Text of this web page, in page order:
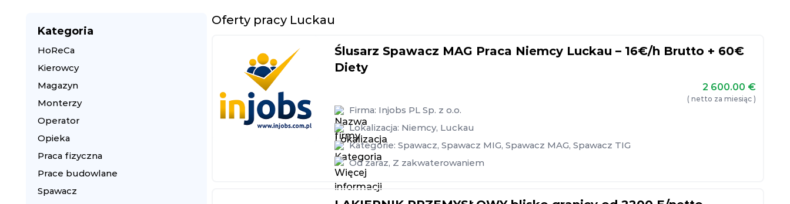
Kategoria
HoReCa
Kierowcy
Magazyn
Monterzy
Operator
Opieka
Praca fizyczna
Prace budowlane
Spawacz
Oferty pracy Luckau
Ślusarz Spawacz MAG Praca Niemcy Luckau – 16€/h Brutto + 60€
Diety
2 600.00 €
( netto za miesiąc )
Firma: Injobs PL Sp. z o.o.
Lokalizacja: Niemcy, Luckau
Kategorie: Spawacz, Spawacz MIG, Spawacz MAG, Spawacz TIG
Od zaraz, Z zakwaterowaniem